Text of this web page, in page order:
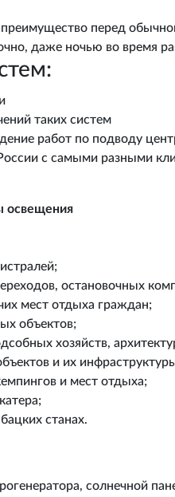
преимущество перед
даже ночью во время
таких систем
работ по подводу
с самыми разными
освещения
остановочных
мест отдыха граждан;
объектов;
хозяйств,
и их
и мест отдыха;
станах.
солнечной